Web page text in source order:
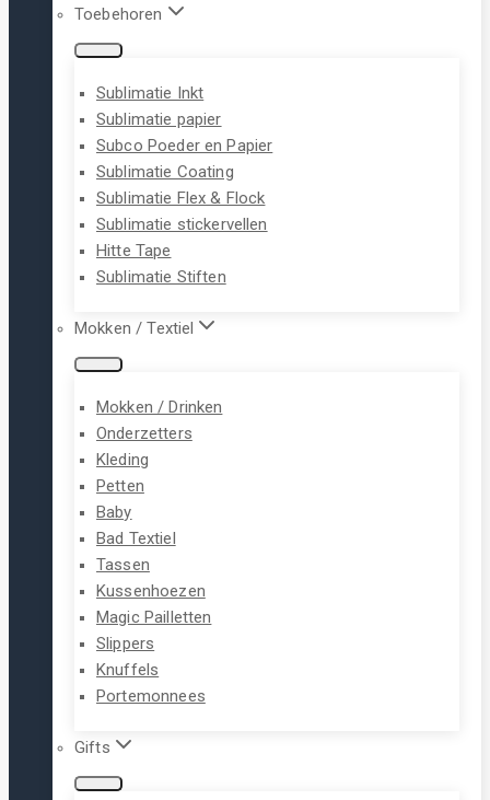
Toebehoren
Sublimatie Inkt
Sublimatie papier
Subco Poeder en Papier
Sublimatie Coating
Sublimatie Flex & Flock
Sublimatie stickervellen
Hitte Tape
Sublimatie Stiften
Mokken / Textiel
Mokken / Drinken
Onderzetters
Kleding
Petten
Baby
Bad Textiel
Tassen
Kussenhoezen
Magic Pailletten
Slippers
Knuffels
Portemonnees
Gifts